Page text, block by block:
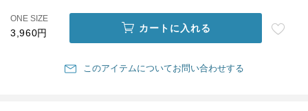
ONE SIZE
3,960円 カートに入れる
このアイテムについてお問い合わせする